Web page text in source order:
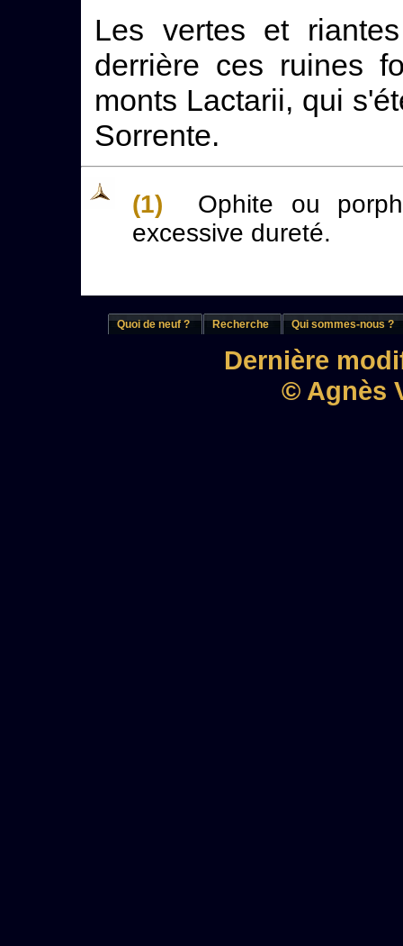
Les vertes et
derrière ces ruines
monts Lactarii, qui
Sorrente.
(1) Ophite ou
excessive dureté.
Quoi de neuf ? Recherche Qui sommes-nous ?
Dernière
© Agnès